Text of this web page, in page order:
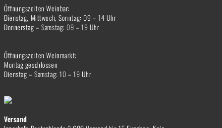
Öffnungszeiten Weinbar:
Dienstag, Mittwoch, Sonntag: 09 – 14 Uhr
Donnerstag – Samstag: 09 – 19 Uhr
Öffnungszeiten Weinmarkt:
Montag geschlossen
Dienstag – Samstag: 10 – 19 Uhr
Versand